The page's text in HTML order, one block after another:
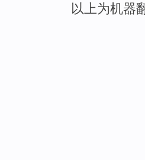
以上为机器